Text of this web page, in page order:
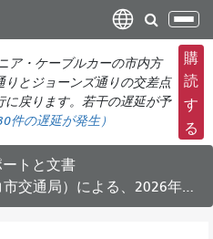
ン
コ
ン
テ
ン
ツ
に
移
ナ
ビ
ゲ
ー
シ
ョ
の
切
ア・ケーブルカーの市内方
とジョーンズ通りの交差点
に戻ります。若干の遅延が予
件の遅延が発生）
購
読
す
る
ートと文書
）から6月3日（水）までの1週間の公共交通機関および交通情報。